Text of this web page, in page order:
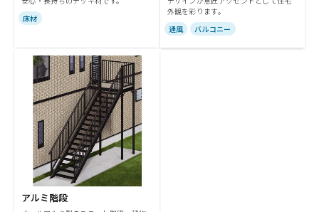
床材
外観を彩ります。
通風
バルコニー
アルミ階段